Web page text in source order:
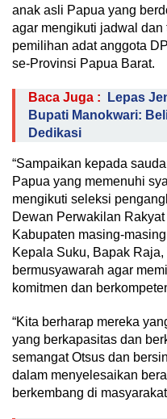
anak asli Papua yang
agar mengikuti jadwal
pemilihan adat anggota
se-Provinsi Papua Barat.
Baca Juga :
Lepas
Bupati Manokwari:
Dedikasi
“Sampaikan kepada
Papua yang memenuhi
mengikuti seleksi
Dewan Perwakilan
Kabupaten masing-
Kepala Suku, Bapak
bermusyawarah agar
komitmen dan
“Kita berharap mereka
yang berkapasitas dan
semangat Otsus dan
dalam menyelesaikan
berkembang di